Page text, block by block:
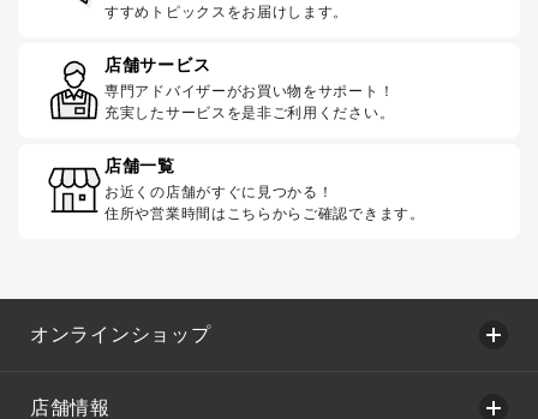
すすめトピックスをお届けします。
店舗サービス
専門アドバイザーがお買い物をサポート！
充実したサービスを是非ご利用ください。
店舗一覧
お近くの店舗がすぐに見つかる！
住所や営業時間はこちらからご確認できます。
オンラインショップ
店舗情報